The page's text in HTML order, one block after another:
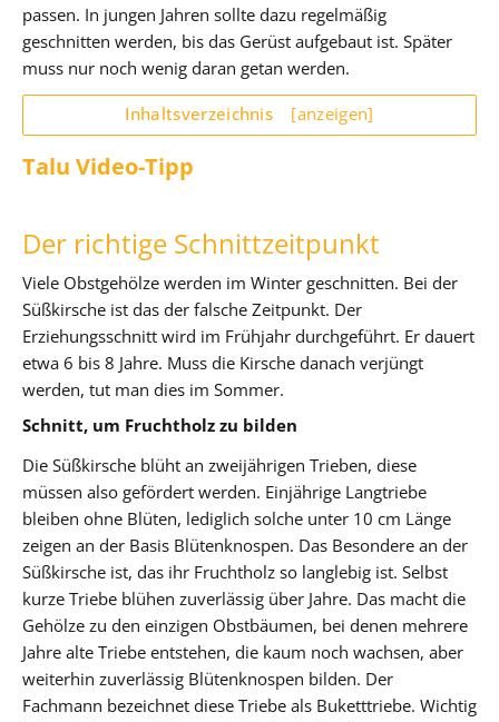
passen. In jungen Jahren sollte dazu regelmäßig
geschnitten werden, bis das Gerüst aufgebaut ist. Später
muss nur noch wenig daran getan werden.
Inhaltsverzeichnis [anzeigen]
Talu Video-Tipp
Der richtige Schnittzeitpunkt
Viele Obstgehölze werden im Winter geschnitten. Bei der
Süßkirsche ist das der falsche Zeitpunkt. Der
Erziehungsschnitt wird im Frühjahr durchgeführt. Er dauert
etwa 6 bis 8 Jahre. Muss die Kirsche danach verjüngt
werden, tut man dies im Sommer.
Schnitt, um Fruchtholz zu bilden
Die Süßkirsche blüht an zweijährigen Trieben, diese
müssen also gefördert werden. Einjährige Langtriebe
bleiben ohne Blüten, lediglich solche unter 10 cm Länge
zeigen an der Basis Blütenknospen. Das Besondere an der
Süßkirsche ist, das ihr Fruchtholz so langlebig ist. Selbst
kurze Triebe blühen zuverlässig über Jahre. Das macht die
Gehölze zu den einzigen Obstbäumen, bei denen mehrere
Jahre alte Triebe entstehen, die kaum noch wachsen, aber
weiterhin zuverlässig Blütenknospen bilden. Der
Fachmann bezeichnet diese Triebe als Buketttriebe. Wichtig